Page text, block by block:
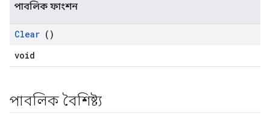
পাবলিক ফাংশন
Clear ()
void
পাবলিক বৈশিষ্ট্য